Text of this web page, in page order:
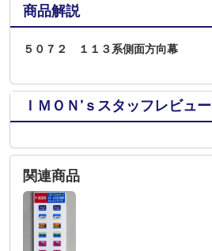
商品解説
５０７２ １１３系側面方向幕
ＩＭＯＮ’ｓスタッフレビュー
関連商品